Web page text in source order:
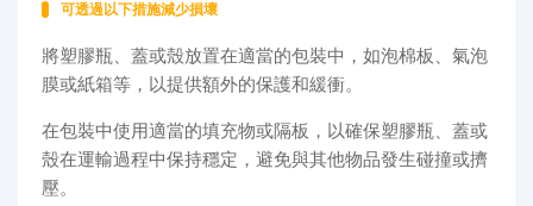
可透過以下措施減少損壞
將塑膠瓶、蓋或殼放置在適當的包裝中，如泡棉板、氣泡
膜或紙箱等，以提供額外的保護和緩衝。
在包裝中使用適當的填充物或隔板，以確保塑膠瓶、蓋或
殼在運輸過程中保持穩定，避免與其他物品發生碰撞或擠
壓。